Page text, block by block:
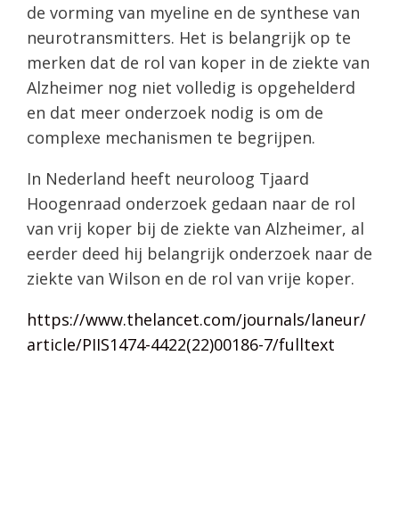
de vorming van myeline en de synthese van
neurotransmitters. Het is belangrijk op te
merken dat de rol van koper in de ziekte van
Alzheimer nog niet volledig is opgehelderd
en dat meer onderzoek nodig is om de
complexe mechanismen te begrijpen.
In Nederland heeft neuroloog Tjaard
Hoogenraad onderzoek gedaan naar de rol
van vrij koper bij de ziekte van Alzheimer, al
eerder deed hij belangrijk onderzoek naar de
ziekte van Wilson en de rol van vrije koper.
https://www.thelancet.com/journals/laneur/
article/PIIS1474-4422(22)00186-7/fulltext